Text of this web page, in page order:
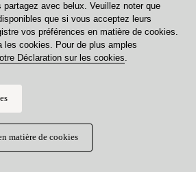
partagez avec belux. Veuillez noter que
que si vous acceptez leurs
vos préférences en matière de cookies.
les cookies. Pour de plus amples
Déclaration sur les cookies.
matière de cookies